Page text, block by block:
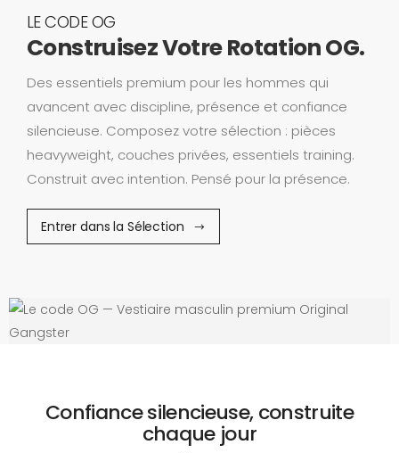
LE CODE OG
Construisez Votre Rotation OG.
Des essentiels premium pour les hommes qui
avancent avec discipline, présence et confiance
silencieuse. Composez votre sélection : pièces
heavyweight, couches privées, essentiels training.
Construit avec intention. Pensé pour la présence.
Entrer dans la Sélection
Confiance silencieuse, construite
chaque jour